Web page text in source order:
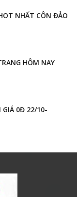
NHẤT CÔN ĐẢO
HÔM NAY
GIÁ 0Đ 22/10-